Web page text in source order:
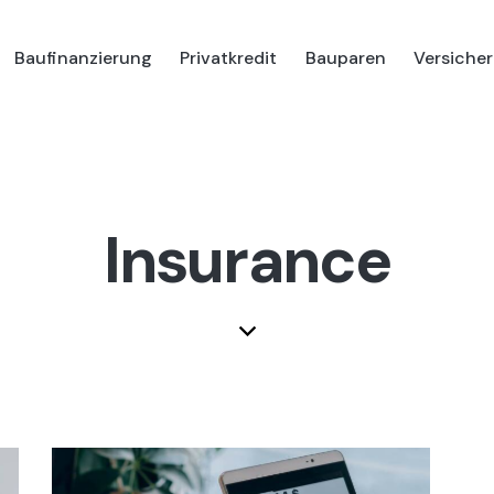
Baufinanzierung Privatkredit Bauparen
Insurance